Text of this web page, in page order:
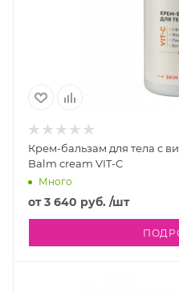
Крем-бальзам для тела с
Balm cream VIT-C
Много
от3 640 руб. /шт